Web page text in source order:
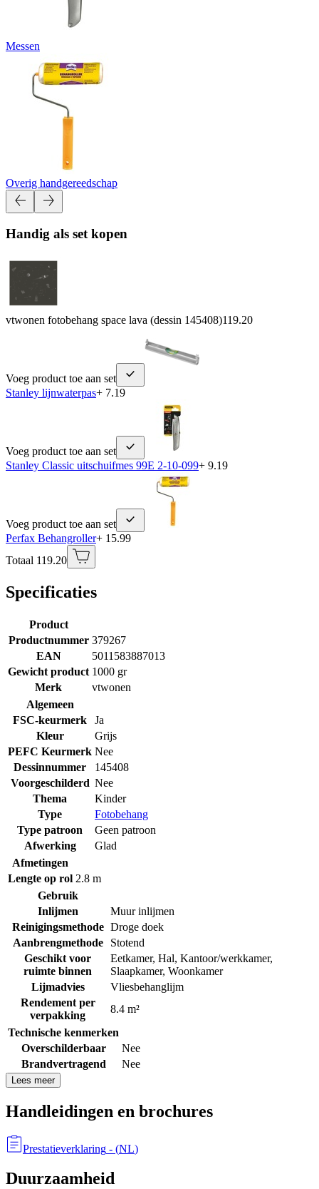
Messen
Overig handgereedschap
Handig als set kopen
vtwonen fotobehang space lava (dessin 145408)119.20
Voeg product toe aan set
Stanley lijnwaterpas+ 7.19
Voeg product toe aan set
Stanley Classic uitschuifmes 99E 2-10-099+ 9.19
Voeg product toe aan set
Perfax Behangroller+ 15.99
Totaal 119.20
Specificaties
Product
Productnummer 379267
EAN
5011583887013
Gewicht product 1000 gr
Merk
vtwonen
Algemeen
FSC-keurmerk
Ja
Kleur
Grijs
PEFC Keurmerk Nee
Dessinnummer
145408
Voorgeschilderd Nee
Thema
Kinder
Type
Fotobehang
Type patroon
Geen patroon
Afwerking
Glad
Afmetingen
Lengte op rol 2.8 m
Gebruik
Inlijmen
Muur inlijmen
Reinigingsmethode Droge doek
Aanbrengmethode
Stotend
Geschikt voor
ruimte binnen
Eetkamer, Hal, Kantoor/werkkamer,
Slaapkamer, Woonkamer
Lijmadvies
Vliesbehanglijm
Rendement per
verpakking
8.4 m²
Technische kenmerken
Overschilderbaar
Nee
Brandvertragend
Nee
Lees meer
Handleidingen en brochures
Prestatieverklaring - (NL)
Duurzaamheid